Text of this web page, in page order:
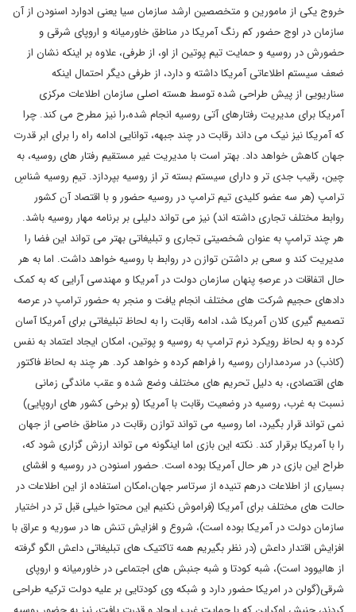
خروج یکی از مامورین و متخصصین ارشد سازمان سیا یعنی ادوارد اسنودن از آن
سازمان در اوج حضور کم رنگ آمریکا در مناطق خاورمیانه و اروپای شرقی و
حضورش در روسیه و حمایت تیم پوتین از او، از طرفی، علاوه بر اینکه نشان از
ضعف سیستم اطلاعاتی آمریکا داشته و دارد، از طرفی دیگر احتمال اینکه
سناریویی از پیش طراحی شده توسط هسته اصلی سازمان اطلاعات مرکزی
آمریکا برای مدیریت رفتارهای آتی روسیه انجام شده،را نیز مطرح می کند. چرا
که آمریکا نیز نیک می داند رقابت در چند جبهه، توانایی ادامه راه را برای ابر قدرت
جهان کاهش خواهد داد. بهتر است با مدیریت غیر مستقیم رفتار های روسیه، به
چین، رقیب جدی تر و دارای سیستم بسته تر از روسیه بپردازد. تیمِ روسیه شناسِ
ترامپ (هر سه عضو کلیدی تیم ترامپ در روسیه حضور و با اقتصاد آن کشور
روابط مختلف تجاری داشته اند) نیز می تواند دلیلی بر برنامه مهار روسیه باشد.
هر چند ترامپ به عنوان شخصیتی تجاری و تبلیغاتی بهتر می تواند این فضا را
مدیریت کند و سعی بر داشتن توازن در روابط با روسیه خواهد داشت. اما به هر
حال اتفاقات در عرصهِ پنهان سازمان دولت در آمریکا و مهندسی آرایی که به کمک
دادهای حجیم شرکت های مختلف انجام یافت و منجر به حضور ترامپ در عرصه
تصمیم گیری کلان آمریکا شد، ادامه رقابت را به لحاظ تبلیغاتی برای آمریکا آسان
کرده و به لحاظ رویکرد نرم ترامپ به روسیه و پوتین، امکان ایجاد اعتماد به نفس
(کاذب) در سردمداران روسیه را فراهم کرده و خواهد کرد. هر چند به لحاظ فاکتور
های اقتصادی، به دلیل تحریم های مختلف وضع شده و عقب ماندگی زمانی
نسبت به غرب، روسیه در وضعیت رقابت با آمریکا (و برخی کشور های اروپایی)
نمی تواند قرار بگیرد، اما روسیه می تواند توازن رقابت در مناطق خاصی از جهان
را با آمریکا برقرار کند. نکته این بازی اما اینگونه می تواند ارزش گزاری شود که،
طراح این بازی در هر حال آمریکا بوده است. حضور اسنودن در روسیه و افشای
بسیاری از اطلاعات درهم تنیده از سرتاسر جهان،امکان استفاده از این اطلاعات در
حالت های مختلف برای آمریکا (فراموش نکنیم این محتوا خیلی قبل تر در اختیار
سازمان دولت در آمریکا بوده است)، شروع و افزایش تنش ها در سوریه و عراق با
افزایش اقتدار داعش (در نظر بگیریم همه تاکتیک های تبلیغاتی داعش الگو گرفته
از هالیوود است)، شبه کودتا و شبه جنبش های اجتماعی در خاورمیانه و اروپای
شرقی(گولن در امریکا حضور دارد و شبکه وی کودتایی بر علیه دولت ترکیه طراحی